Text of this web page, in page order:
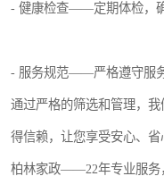
- 健康检查——定期体检，
- 服务规范——严格遵守服
通过严格的筛选和管理，
得信赖，让您享受安心、省
柏林家政——22年专业服务